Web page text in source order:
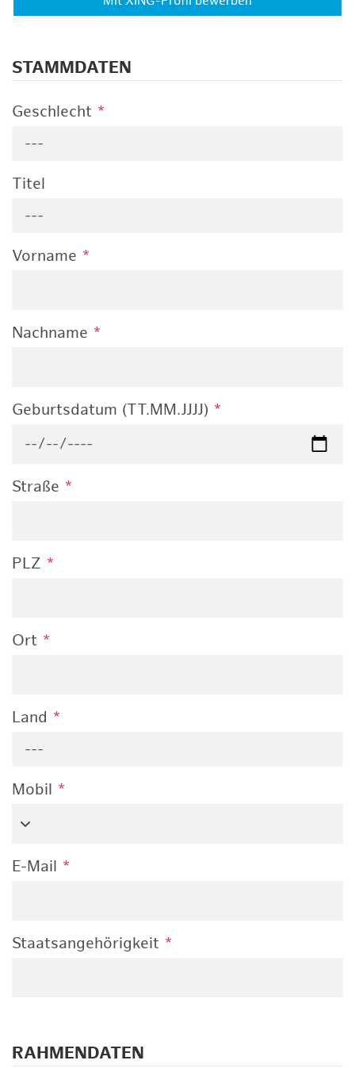
STAMMDATEN
Geschlecht *
---
Titel
---
Vorname *
Nachname *
Geburtsdatum (TT.MM.JJJJ) *
Straße *
PLZ *
Ort *
Land *
---
Mobil *
E-Mail *
Staatsangehörigkeit *
RAHMENDATEN